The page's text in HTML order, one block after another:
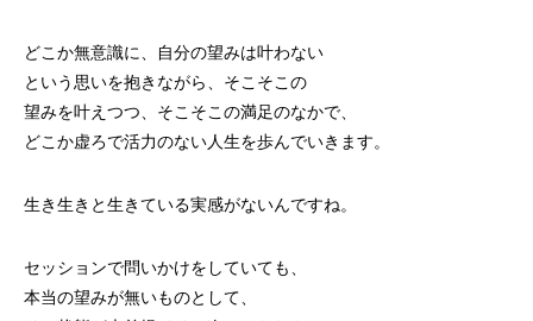
どこか無意識に、自分の望みは叶わない
という思いを抱きながら、そこそこの
望みを叶えつつ、そこそこの満足のなかで、
どこか虚ろで活力のない人生を歩んでいきます。
生き生きと生きている実感がないんですね。
セッションで問いかけをしていても、
本当の望みが無いものとして、